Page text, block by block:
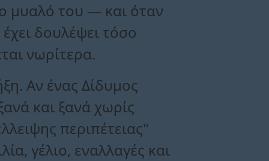
μυαλό του — και όταν
δουλέψει τόσο
νωρίτερα.
Αν ένας Δίδυμος
και ξανά χωρίς
περιπέτειας"
γέλιο, εναλλαγές και